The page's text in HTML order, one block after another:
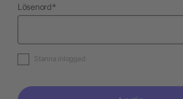
Lösenordnödvändig
*
Stanna inloggad